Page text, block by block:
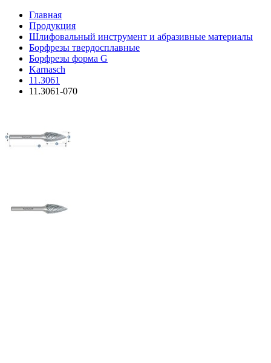
Главная
Продукция
Шлифовальный инструмент и абразивные материалы
Борфрезы твердосплавные
Борфрезы форма G
Karnasch
11.3061
11.3061-070